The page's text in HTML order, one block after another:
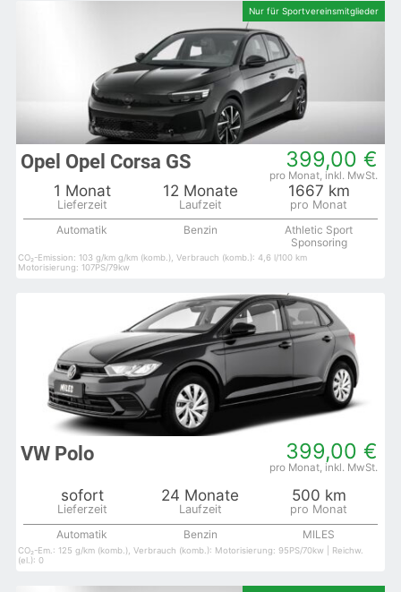
399,00 €
Opel Opel Corsa GS
1 Monat 12 Monate 1667 km
Automatik Benzin
Athletic Sport
Sponsoring
CO₂-Emission: 103 g/km g/km (komb.), Verbrauch (komb.): 4,6 l/100 km
Motorisierung: 107PS/79kw
399,00 €
VW Polo
sofort 24 Monate 500 km
Automatik Benzin MILES
CO₂-Em.: 125 g/km (komb.), Verbrauch (komb.): Motorisierung: 95PS/70kw | Reichw.
(el.): 0